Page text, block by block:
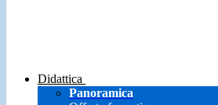
Didattica
Panoramica